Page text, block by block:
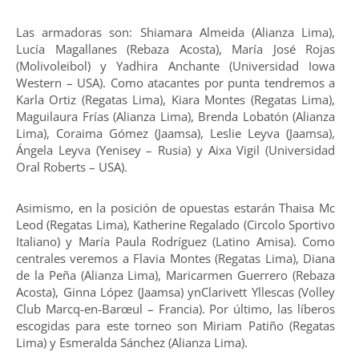
Las armadoras son: Shiamara Almeida (Alianza Lima),
Lucía Magallanes (Rebaza Acosta), María José Rojas
(Molivoleibol) y Yadhira Anchante (Universidad Iowa
Western – USA). Como atacantes por punta tendremos a
Karla Ortiz (Regatas Lima), Kiara Montes (Regatas Lima),
Maguilaura Frías (Alianza Lima), Brenda Lobatón (Alianza
Lima), Coraima Gómez (Jaamsa), Leslie Leyva (Jaamsa),
Ángela Leyva (Yenisey – Rusia) y Aixa Vigil (Universidad
Oral Roberts – USA).
Asimismo, en la posición de opuestas estarán Thaisa Mc
Leod (Regatas Lima), Katherine Regalado (Circolo Sportivo
Italiano) y María Paula Rodríguez (Latino Amisa). Como
centrales veremos a Flavia Montes (Regatas Lima), Diana
de la Peña (Alianza Lima), Maricarmen Guerrero (Rebaza
Acosta), Ginna López (Jaamsa) ynClarivett Yllescas (Volley
Club Marcq-en-Barœul – Francia). Por último, las líberos
escogidas para este torneo son Miriam Patiño (Regatas
Lima) y Esmeralda Sánchez (Alianza Lima).